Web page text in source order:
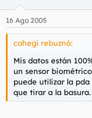
16 Ago 2005
cahegi rebuznó:
Mis datos están
un sensor
puede utilizar la
que tirar a la basura.